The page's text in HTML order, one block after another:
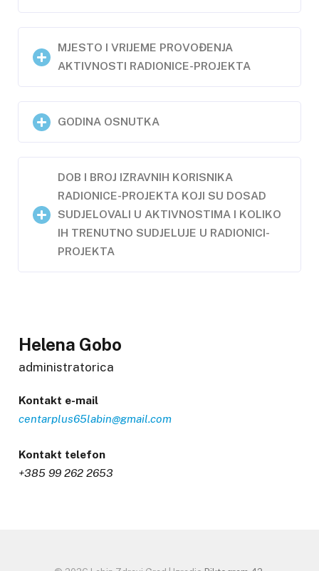
MJESTO I VRIJEME PROVOĐENJA
AKTIVNOSTI RADIONICE-PROJEKTA
GODINA OSNUTKA
DOB I BROJ IZRAVNIH KORISNIKA
RADIONICE-PROJEKTA KOJI SU DOSAD
SUDJELOVALI U AKTIVNOSTIMA I KOLIKO
IH TRENUTNO SUDJELUJE U RADIONICI-
PROJEKTA
Helena Gobo
administratorica
Kontakt e-mail
centarplus65labin@gmail.com
Kontakt telefon
+385 99 262 2653